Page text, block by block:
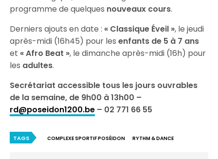
programme de quelques nouveaux cours.
Derniers ajouts en date : « Classique Éveil », le jeudi
après-midi (16h45) pour lesenfants de 5 à 7 ans
et « Afro Beat », le dimanche après-midi (16h) pour
les adultes.
Secrétariat accessible tous les jours ouvrables
de la semaine, de 9h00 à 13h00 –
rd@poseidon1200.be – 02 771 66 55
TAGS COMPLEXE SPORTIF POSÉIDON RYTHM & DANCE